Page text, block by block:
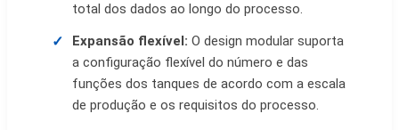
total dos dados ao longo do processo.
Expansão flexível: O design modular suporta
a configuração flexível do número e das
funções dos tanques de acordo com a escala
de produção e os requisitos do processo.